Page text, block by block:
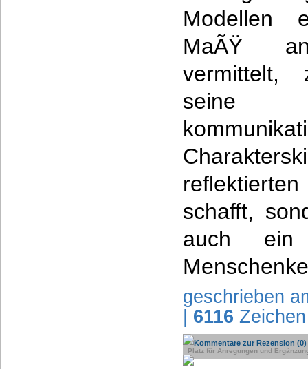
Modellen
MaÃŸ
vermittelt,
seine
schafft,
auch
geschrieben
6116 Zeichen
Kommentare zur Rezension (0)
Platz für Anregungen und